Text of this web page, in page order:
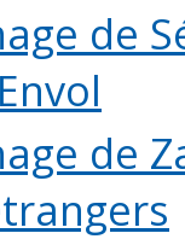
de
de